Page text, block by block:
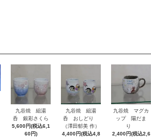
九谷焼 組湯
呑 銀彩さくら
5,600円(税込6,1
60円)
九谷焼 組湯
呑 おしどり
（澤田郁美 作）
4,400円(税込4,8
九谷焼 マグカ
ップ 陽だま
り
2,400円(税込2,6